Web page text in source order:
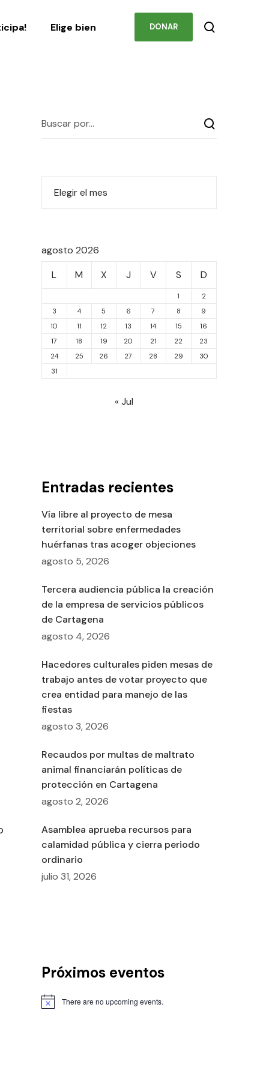
Elige bien DONAR
agosto 2026
L
M X J V S D
1
2
3
4 5 6 7 8
9
10
11 12 13 14 15
16
17
18 19 20 21 22
23
24
25 26 27 28 29
30
31
« Jul
Entradas recientes
Vía libre al proyecto de mesa
territorial sobre enfermedades
huérfanas tras acoger objeciones
agosto 5, 2026
Tercera audiencia pública la creación
de la empresa de servicios públicos
de Cartagena
agosto 4, 2026
Hacedores culturales piden mesas de
trabajo antes de votar proyecto que
crea entidad para manejo de las
fiestas
agosto 3, 2026
Recaudos por multas de maltrato
animal financiarán políticas de
protección en Cartagena
agosto 2, 2026
Asamblea aprueba recursos para
calamidad pública y cierra periodo
ordinario
julio 31, 2026
Próximos eventos
There are no upcoming events.